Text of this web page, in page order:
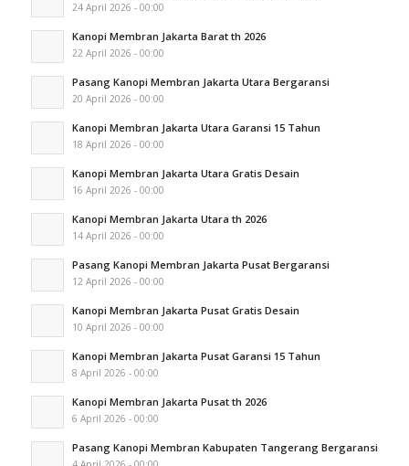
24 April 2026 - 00:00
Kanopi Membran Jakarta Barat th 2026
22 April 2026 - 00:00
Pasang Kanopi Membran Jakarta Utara Bergaransi
20 April 2026 - 00:00
Kanopi Membran Jakarta Utara Garansi 15 Tahun
18 April 2026 - 00:00
Kanopi Membran Jakarta Utara Gratis Desain
16 April 2026 - 00:00
Kanopi Membran Jakarta Utara th 2026
14 April 2026 - 00:00
Pasang Kanopi Membran Jakarta Pusat Bergaransi
12 April 2026 - 00:00
Kanopi Membran Jakarta Pusat Gratis Desain
10 April 2026 - 00:00
Kanopi Membran Jakarta Pusat Garansi 15 Tahun
8 April 2026 - 00:00
Kanopi Membran Jakarta Pusat th 2026
6 April 2026 - 00:00
Pasang Kanopi Membran Kabupaten Tangerang Bergaransi